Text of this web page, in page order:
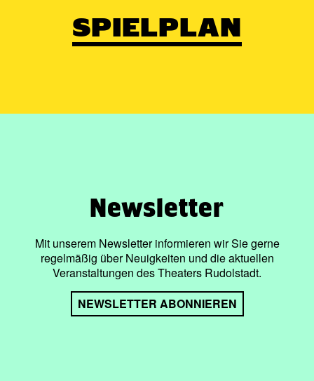
SPIELPLAN
Newsletter
Mit unserem Newsletter informieren wir Sie gerne
regelmäßig über Neuigkeiten und die aktuellen
Veranstaltungen des Theaters Rudolstadt.
NEWSLETTER ABONNIEREN